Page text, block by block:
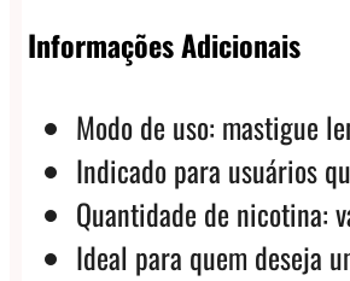
Informações Adicionais
Modo de uso: mastigue
Indicado para usuários
Quantidade de nicotina:
Ideal para quem deseja